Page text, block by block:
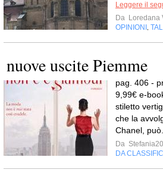
Leggere il
Da Loredana
OPINIONI
nuove uscite Piemme
pag. 406 -
9,99€ e-
stiletto
che la
Chanel,
Da
DA